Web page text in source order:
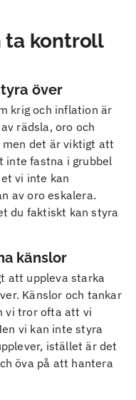
ta kontroll
över
krig och inflation är
rädsla, oro och
men det är viktigt att
inte fastna i grubbel
vi inte kan
av oro eskalera.
du faktiskt kan styra
känslor
att uppleva starka
Känslor och tankar
vi tror ofta att vi
vi kan inte styra
istället är det
öva på att hantera